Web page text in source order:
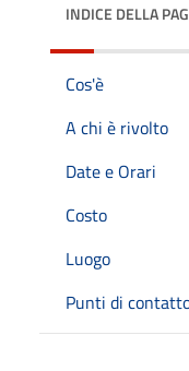
INDICE DELLA
Cos'è
A chi è rivolto
Date e Orari
Costo
Luogo
Punti di